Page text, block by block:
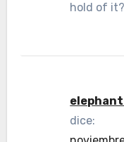
hold of
dice: